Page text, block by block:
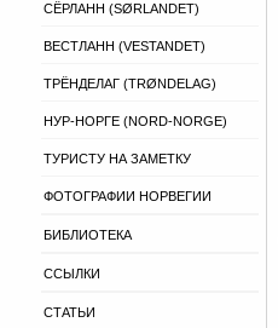
СЁРЛАНН (SØRLANDET)
ВЕСТЛАНН (VESTANDET)
ТРЁНДЕЛАГ (TRØNDELAG)
НУР-НОРГЕ (NORD-NORGE)
ТУРИСТУ НА ЗАМЕТКУ
ФОТОГРАФИИ НОРВЕГИИ
БИБЛИОТЕКА
ССЫЛКИ
СТАТЬИ